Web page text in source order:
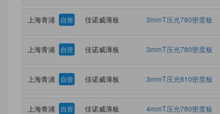
上海青浦 自营 佳诺威薄板 3mmT压光780密度板
上海青浦 自营 佳诺威薄板 3mmT压光780密度板
上海青浦 自营 佳诺威薄板 3mmT压光810密度板
上海青浦 自营 佳诺威薄板 4mmT压光780密度板